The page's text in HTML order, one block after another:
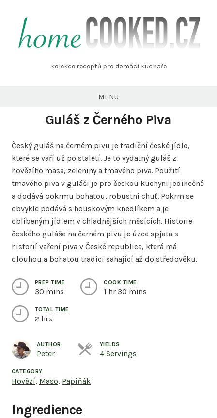
content
homecooked.cz
kolekce receptů pro domácí kuchaře
MENU
Guláš z Černého Piva
Český guláš na černém pivu je tradiční české jídlo,
které se vaří už po staletí. Je to vydatný guláš z
hovězího masa, zeleniny a tmavého piva. Použití
tmavého piva v guláši je pro českou kuchyni jedinečné
a dodává pokrmu bohatou, robustní chuť. Pokrm se
obvykle podává s houskovým knedlíkem a je
oblíbeným jídlem v chladnějších měsících. Historie
českého guláše na černém pivu je úzce spjata s
historií vaření piva v České republice, která má
dlouhou a bohatou tradici sahající až do středověku.
PREP TIME
30 mins
COOK TIME
1 hr 30 mins
TOTAL TIME
2 hrs
AUTHOR
Peter
YIELDS
4 ServingsServings
CATEGORY
Hovězí, Maso, Papiňák
Ingredience